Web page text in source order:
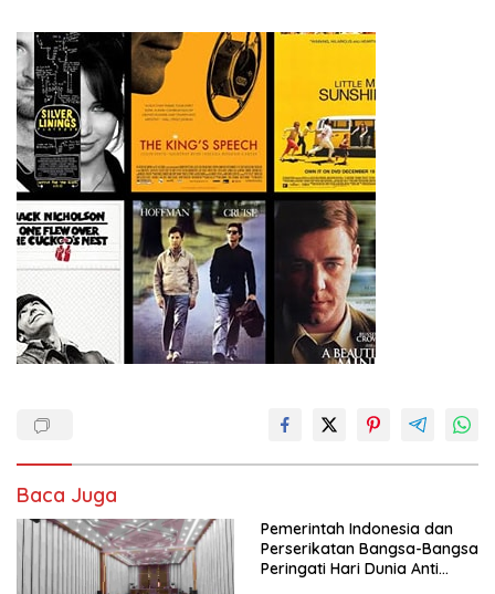
Baca Juga
Pemerintah Indonesia dan
Perserikatan Bangsa-Bangsa
Peringati Hari Dunia Anti